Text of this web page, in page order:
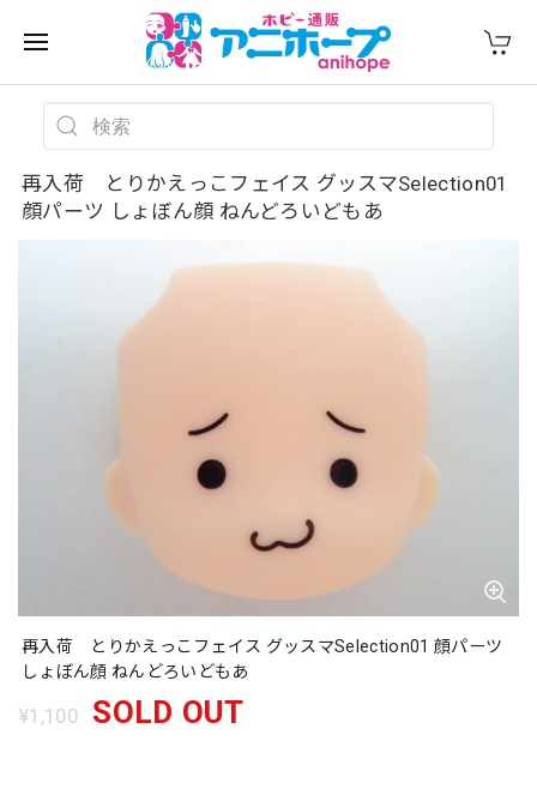
再入荷 とりかえっこフェイス グッスマSelection01
顔パーツ しょぼん顔 ねんどろいどもあ
再入荷 とりかえっこフェイス グッスマSelection01 顔パーツ
しょぼん顔 ねんどろいどもあ
¥1,100 SOLD OUT